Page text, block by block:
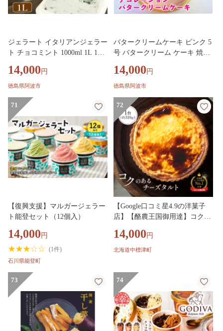
ジェラート イタリアンジェラー
ト チョコミント 1000ml 1L 1箱
ベット デザート スイーツ お菓
子 洋菓子 おやつ 牛乳 ミルク
グルメ 冷凍 徳島県 阿波市 イタ
リアンジェラートドルチェ
14,000 円
徳島県阿波市
バタークリームケーキ ピンク 5
号 バタークリーム ケーキ 焼菓
ーツ 冷凍 贈答用 プレゼント ギ
フト 誕生日 記念日 送料無料 徳
14,000 円
徳島県阿波市
71
【復興支援】マルガージェラー
ト能登セット（12個入）
14,000 円
(1件)
石川県能登町
72
【Google口コミ星4.9の洋菓子
店】【酪農王国御用達】コクの
201】
14,000 円
北海道中標津町
73 74